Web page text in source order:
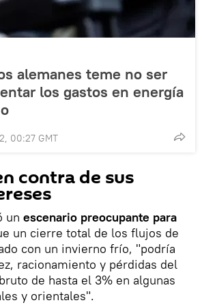
alemanes teme no ser
los gastos en energía
00:27 GMT
contra de sus
un escenario preocupante para
un cierre total de los flujos de
con un invierno frío, "podría
racionamiento y pérdidas del
de hasta el 3% en algunas
y orientales".